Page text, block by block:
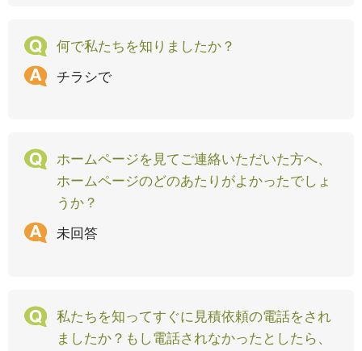
何で私たちを知りましたか？
チラシで
ホームページを見てご連絡いただいた方へ、
ホームページのどのあたりがよかったでしょ
うか？
未回答
私たちを知ってすぐに見積依頼の電話をされ
ましたか？もし電話されなかったとしたら、